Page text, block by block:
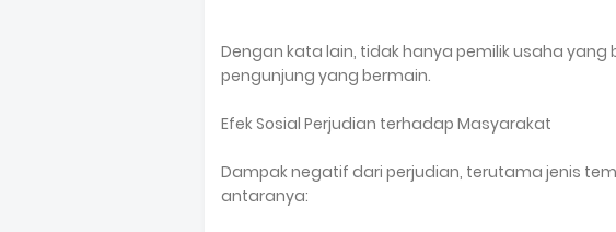
Dengan kata lain, tidak hanya pemilik usaha
pengunjung yang bermain.
Efek Sosial Perjudian terhadap Masyarakat
Dampak negatif dari perjudian, terutama jenis
antaranya: